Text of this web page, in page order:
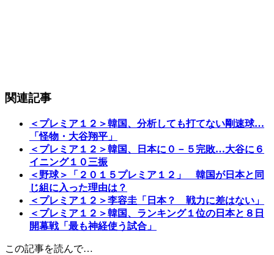
関連記事
＜プレミア１２＞韓国、分析しても打てない剛速球…
「怪物・大谷翔平」
＜プレミア１２＞韓国、日本に０－５完敗…大谷に６
イニング１０三振
＜野球＞「２０１５プレミア１２」 韓国が日本と同
じ組に入った理由は？
＜プレミア１２＞李容圭「日本？ 戦力に差はない」
＜プレミア１２＞韓国、ランキング１位の日本と８日
開幕戦「最も神経使う試合」
この記事を読んで…